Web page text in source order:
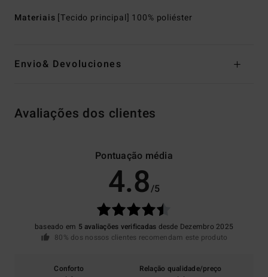
Materiais [Tecido principal] 100% poliéster
Envio& Devoluciones
Avaliações dos clientes
Pontuação média
4.8/5
baseado em 5 avaliações verificadas desde Dezembro 2025
80% dos nossos clientes recomendam este produto
Conforto
Relação qualidade/preço